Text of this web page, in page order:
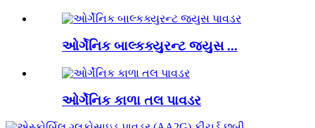
ઓર્ગેનિક બાલ્કક્યુરન્ટ જ્યુસ ...
ઓર્ગેનિક કાળા તલ પાવડર